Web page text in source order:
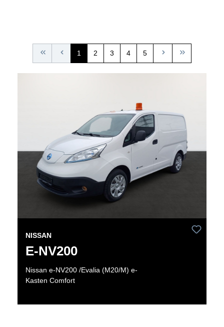
1 2 3 4 5
NISSAN
E-NV200
Nissan e-NV200 /Evalia (M20/M) e-
Kasten Comfort